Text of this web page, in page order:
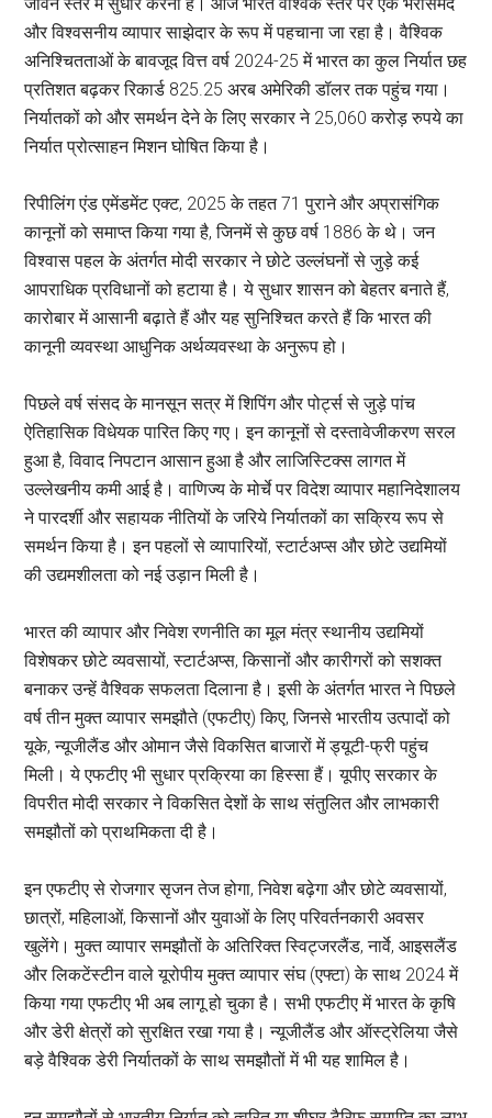
और विश्वसनीय व्यापार साझेदार के रूप में पहचाना जा रहा है। वैश्विक
अनिश्चितताओं के बावजूद वित्त वर्ष 2024-25 में भारत का कुल निर्यात छह
प्रतिशत बढ़कर रिकार्ड 825.25 अरब अमेरिकी डॉलर तक पहुंच गया।
निर्यातकों को और समर्थन देने के लिए सरकार ने 25,060 करोड़ रुपये का
निर्यात प्रोत्साहन मिशन घोषित किया है।
रिपीलिंग एंड एमेंडमेंट एक्ट, 2025 के तहत 71 पुराने और अप्रासंगिक
कानूनों को समाप्त किया गया है, जिनमें से कुछ वर्ष 1886 के थे। जन
विश्वास पहल के अंतर्गत मोदी सरकार ने छोटे उल्लंघनों से जुड़े कई
आपराधिक प्रविधानों को हटाया है। ये सुधार शासन को बेहतर बनाते हैं,
कारोबार में आसानी बढ़ाते हैं और यह सुनिश्चित करते हैं कि भारत की
कानूनी व्यवस्था आधुनिक अर्थव्यवस्था के अनुरूप हो।
पिछले वर्ष संसद के मानसून सत्र में शिपिंग और पोर्ट्स से जुड़े पांच
ऐतिहासिक विधेयक पारित किए गए। इन कानूनों से दस्तावेजीकरण सरल
हुआ है, विवाद निपटान आसान हुआ है और लाजिस्टिक्स लागत में
उल्लेखनीय कमी आई है। वाणिज्य के मोर्चे पर विदेश व्यापार महानिदेशालय
ने पारदर्शी और सहायक नीतियों के जरिये निर्यातकों का सक्रिय रूप से
समर्थन किया है। इन पहलों से व्यापारियों, स्टार्टअप्स और छोटे उद्यमियों
की उद्यमशीलता को नई उड़ान मिली है।
भारत की व्यापार और निवेश रणनीति का मूल मंत्र स्थानीय उद्यमियों
विशेषकर छोटे व्यवसायों, स्टार्टअप्स, किसानों और कारीगरों को सशक्त
बनाकर उन्हें वैश्विक सफलता दिलाना है। इसी के अंतर्गत भारत ने पिछले
वर्ष तीन मुक्त व्यापार समझौते (एफटीए) किए, जिनसे भारतीय उत्पादों को
यूके, न्यूजीलैंड और ओमान जैसे विकसित बाजारों में ड्यूटी-फ्री पहुंच
मिली। ये एफटीए भी सुधार प्रक्रिया का हिस्सा हैं। यूपीए सरकार के
विपरीत मोदी सरकार ने विकसित देशों के साथ संतुलित और लाभकारी
समझौतों को प्राथमिकता दी है।
इन एफटीए से रोजगार सृजन तेज होगा, निवेश बढ़ेगा और छोटे व्यवसायों,
छात्रों, महिलाओं, किसानों और युवाओं के लिए परिवर्तनकारी अवसर
खुलेंगे। मुक्त व्यापार समझौतों के अतिरिक्त स्विट्जरलैंड, नार्वे, आइसलैंड
और लिकटेंस्टीन वाले यूरोपीय मुक्त व्यापार संघ (एफ्टा) के साथ 2024 में
किया गया एफटीए भी अब लागू हो चुका है। सभी एफटीए में भारत के कृषि
और डेरी क्षेत्रों को सुरक्षित रखा गया है। न्यूजीलैंड और ऑस्ट्रेलिया जैसे
बड़े वैश्विक डेरी निर्यातकों के साथ समझौतों में भी यह शामिल है।